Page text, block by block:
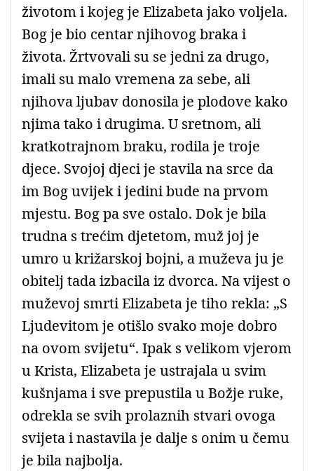
životom i kojeg je Elizabeta jako voljela.
Bog je bio centar njihovog braka i
života. Žrtvovali su se jedni za drugo,
imali su malo vremena za sebe, ali
njihova ljubav donosila je plodove kako
njima tako i drugima. U sretnom, ali
kratkotrajnom braku, rodila je troje
djece. Svojoj djeci je stavila na srce da
im Bog uvijek i jedini bude na prvom
mjestu. Bog pa sve ostalo. Dok je bila
trudna s trećim djetetom, muž joj je
umro u križarskoj bojni, a muževa ju je
obitelj tada izbacila iz dvorca. Na vijest o
muževoj smrti Elizabeta je tiho rekla: „S
Ljudevitom je otišlo svako moje dobro
na ovom svijetu“. Ipak s velikom vjerom
u Krista, Elizabeta je ustrajala u svim
kušnjama i sve prepustila u Božje ruke,
odrekla se svih prolaznih stvari ovoga
svijeta i nastavila je dalje s onim u čemu
je bila najbolja.